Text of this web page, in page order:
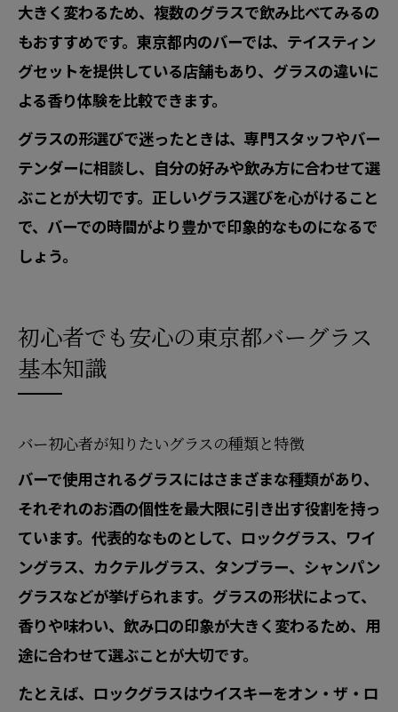
大きく変わるため、複数のグラスで飲み比べてみるの
もおすすめです。東京都内のバーでは、テイスティン
グセットを提供している店舗もあり、グラスの違いに
よる香り体験を比較できます。
グラスの形選びで迷ったときは、専門スタッフやバー
テンダーに相談し、自分の好みや飲み方に合わせて選
ぶことが大切です。正しいグラス選びを心がけること
で、バーでの時間がより豊かで印象的なものになるで
しょう。
初心者でも安心の東京都バーグラス
基本知識
バー初心者が知りたいグラスの種類と特徴
バーで使用されるグラスにはさまざまな種類があり、
それぞれのお酒の個性を最大限に引き出す役割を持っ
ています。代表的なものとして、ロックグラス、ワイ
ングラス、カクテルグラス、タンブラー、シャンパン
グラスなどが挙げられます。グラスの形状によって、
香りや味わい、飲み口の印象が大きく変わるため、用
途に合わせて選ぶことが大切です。
たとえば、ロックグラスはウイスキーをオン・ザ・ロ